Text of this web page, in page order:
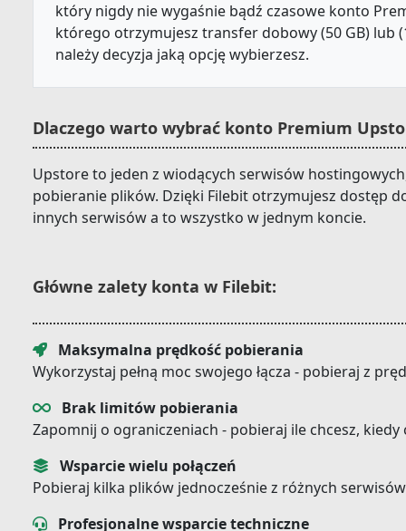
który nigdy nie wygaśnie bądź czasowe konto
którego otrzymujesz transfer dobowy (50 GB) lub
należy decyzja jaką opcję wybierzesz.
Dlaczego warto wybrać konto Premium
Upstore to jeden z wiodących serwisów
pobieranie plików. Dzięki Filebit otrzymujesz dostęp
innych serwisów a to wszystko w jednym koncie.
Główne zalety konta w Filebit:
Maksymalna prędkość pobierania
Wykorzystaj pełną moc swojego łącza - pobieraj z
Brak limitów pobierania
Zapomnij o ograniczeniach - pobieraj ile chcesz,
Wsparcie wielu połączeń
Pobieraj kilka plików jednocześnie z różnych
Profesjonalne wsparcie techniczne